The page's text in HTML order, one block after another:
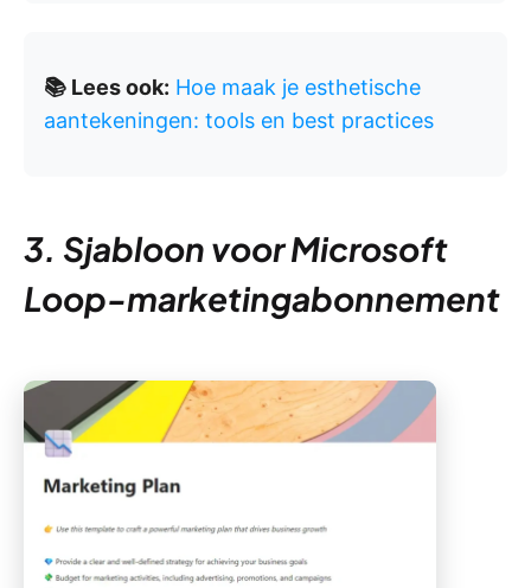
📚 Lees ook: Hoe maak je esthetische
aantekeningen: tools en best practices
3. Sjabloon voor Microsoft
Loop-marketingabonnement